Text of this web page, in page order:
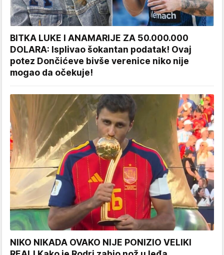
BITKA LUKE I ANAMARIJE ZA 50.000.000
DOLARA: Isplivao šokantan podatak! Ovaj
potez Dončićeve bivše verenice niko nije
mogao da očekuje!
NIKO NIKADA OVAKO NIJE PONIZIO VELIKI